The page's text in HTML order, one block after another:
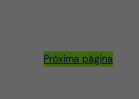
Próxima página